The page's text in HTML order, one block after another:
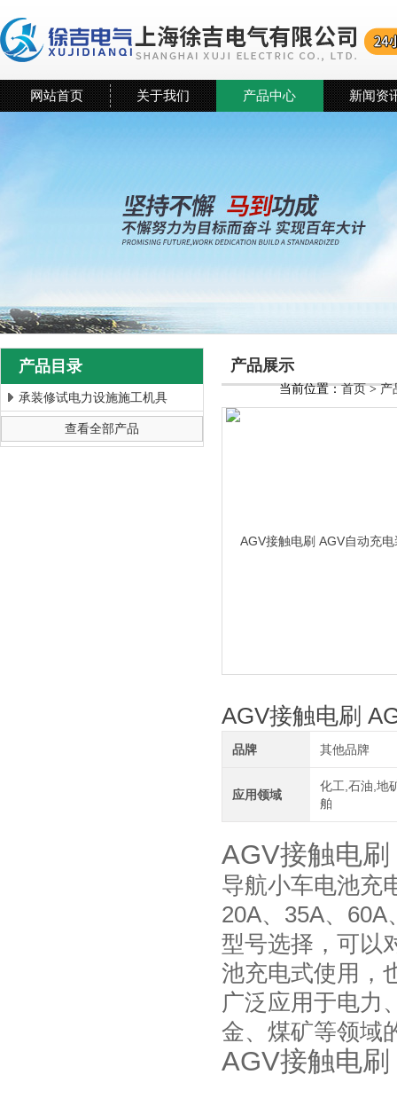
上海徐吉电气有限公司
网站首页 关于我们 产品中心 新闻资
产品目录
承装修试电力设施施工机具
查看全部产品
产品展示
当前位置：首页>产
AGV接触电刷
品牌 其他品牌
应用领域
化工,石油,地
舶
AGV接触电
导航小车电池充
20A、35A、60A
型号选择，可以
池充电式使用，
广泛应用于电力
金、煤矿等领域
AGV接触电